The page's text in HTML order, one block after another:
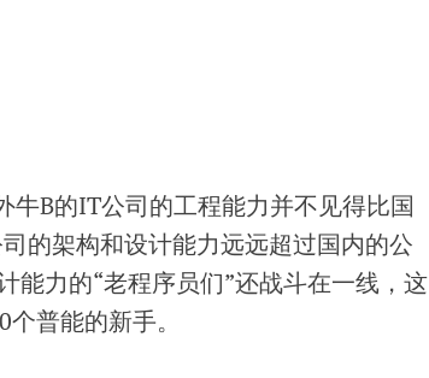
B的IT公司的工程能力并不见得比国
的架构和设计能力远远超过国内的公
能力的“老程序员们”还战斗在一线，这
普能的新手。